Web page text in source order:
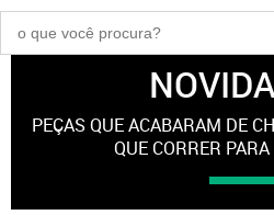
"esporte-feminino"
PEÇAS QUE ACABARAM DE
QUE CORRER